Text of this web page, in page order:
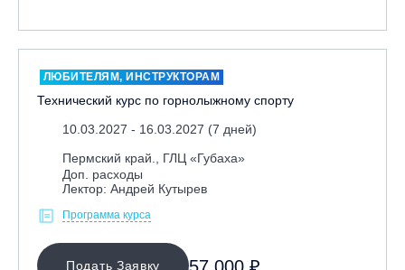
Москва, СК «Кант»
Москва, Скалодром "Атмосфера"
Москва, СЭК «Лата Трэк»
Москва, ул. Олеко Дундича 19/15
Московская обл., ВГК «Лисья Гора»
Московская обл., ГК Леонида Тягачёва
Московская обл., ГЛК «Красная Горка»
Московская обл., Сергиев Посад, вейк парк Boardberry
ЛЮБИТЕЛЯМ, ИНСТРУКТОРАМ
Технический курс по горнолыжному спорту
10.03.2027 - 16.03.2027 (7 дней)
Пермский край., ГЛЦ «Губаха»
Доп. расходы
Лектор: Андрей Кутырев
Программа курса
Подать Заявку 57 000 ₽